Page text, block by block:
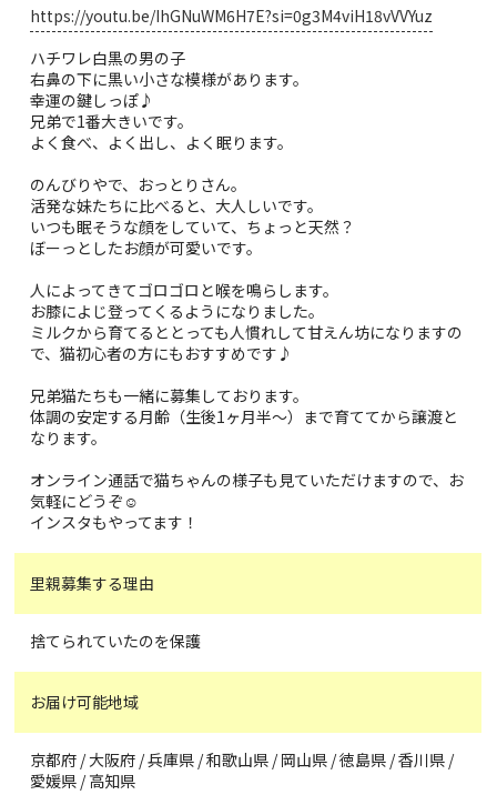
https://youtu.be/IhGNuWM6H7E?si=0g3M4viH18vVVYuz
ハチワレ白黒の男の子
右鼻の下に黒い小さな模様があります。
幸運の鍵しっぽ♪
兄弟で1番大きいです。
よく食べ、よく出し、よく眠ります。
のんびりやで、おっとりさん。
活発な妹たちに比べると、大人しいです。
いつも眠そうな顔をしていて、ちょっと天然？
ぼーっとしたお顔が可愛いです。
人によってきてゴロゴロと喉を鳴らします。
お膝によじ登ってくるようになりました。
ミルクから育てるととっても人慣れして甘えん坊になりますの
で、猫初心者の方にもおすすめです♪
兄弟猫たちも一緒に募集しております。
体調の安定する月齢（生後1ヶ月半〜）まで育ててから譲渡と
なります。
オンライン通話で猫ちゃんの様子も見ていただけますので、お
気軽にどうぞ☺️
インスタもやってます！
里親募集する理由
捨てられていたのを保護
お届け可能地域
京都府 / 大阪府 / 兵庫県 / 和歌山県 / 岡山県 / 徳島県 / 香川県 /
愛媛県 / 高知県